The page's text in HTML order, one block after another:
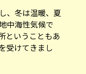
、冬は温暖、夏
中海性気候で
ということもあ
受けてきまし